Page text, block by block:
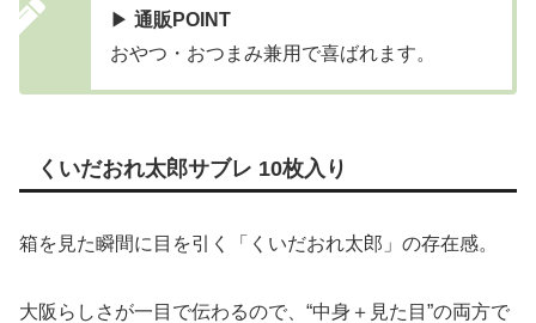
▶ 通販POINT
おやつ・おつまみ兼用で喜ばれます。
くいだおれ太郎サブレ 10枚入り
箱を見た瞬間に目を引く「くいだおれ太郎」の存在感。
大阪らしさが一目で伝わるので、“中身＋見た目”の両方で